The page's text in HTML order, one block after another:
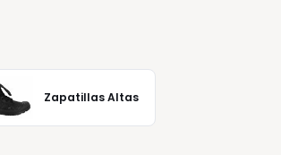
Zapatillas Altas